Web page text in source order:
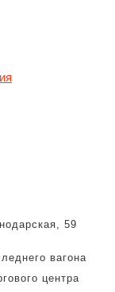
59
вагона
центра